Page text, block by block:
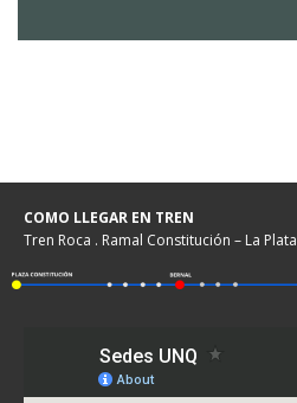
COMO LLEGAR EN TREN
Tren Roca . Ramal Constitución – La Plata